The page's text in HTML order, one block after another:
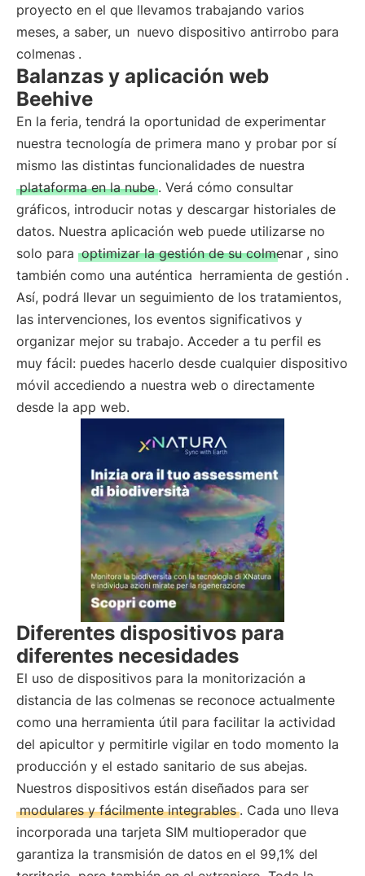
proyecto en el que llevamos trabajando varios
meses, a saber, un nuevo dispositivo antirrobo para
colmenas .
Balanzas y aplicación web
Beehive
En la feria, tendrá la oportunidad de experimentar
nuestra tecnología de primera mano y probar por sí
mismo las distintas funcionalidades de nuestra
plataforma en la nube . Verá cómo consultar
gráficos, introducir notas y descargar historiales de
datos. Nuestra aplicación web puede utilizarse no
solo para optimizar la gestión de su colmenar , sino
también como una auténtica herramienta de gestión .
Así, podrá llevar un seguimiento de los tratamientos,
las intervenciones, los eventos significativos y
organizar mejor su trabajo. Acceder a tu perfil es
muy fácil: puedes hacerlo desde cualquier dispositivo
móvil accediendo a nuestra web o directamente
desde la app web.
Diferentes dispositivos para
diferentes necesidades
El uso de dispositivos para la monitorización a
distancia de las colmenas se reconoce actualmente
como una herramienta útil para facilitar la actividad
del apicultor y permitirle vigilar en todo momento la
producción y el estado sanitario de sus abejas.
Nuestros dispositivos están diseñados para ser
modulares y fácilmente integrables . Cada uno lleva
incorporada una tarjeta SIM multioperador que
garantiza la transmisión de datos en el 99,1% del